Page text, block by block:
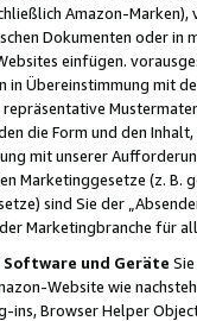
Amazon-
Dokumenten oder in
einfügen.
in Übereinstimmung mit
die Form und den
mit unserer
Marketinggesetze (z. B.
sind Sie der
Marketingbranche für
und Geräte
Website wie
Browser Helper